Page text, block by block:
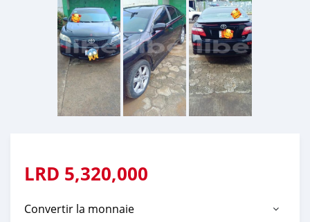
LRD 5,320,000
Convertir la monnaie